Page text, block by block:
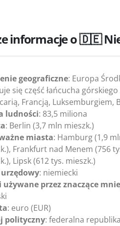
informacje o 🇩🇪
geograficzne: Europa
się część łańcucha
Francją, Luksemburgiem,
ludności: 83,5 miliona
: Berlin (3,7 mln mieszk.)
miasta: Hamburg (1,9
Frankfurt nad Menem (756
Lipsk (612 tys. mieszk.)
urzędowy: niemiecki
używane przez znaczące
: euro (EUR)
polityczny: federalna